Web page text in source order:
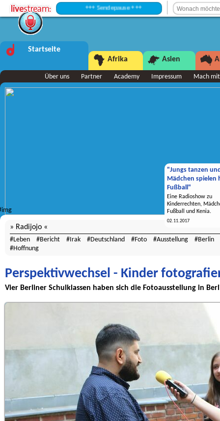
+++ Sendepause +++
Startseite
Afrika
Asien
Über uns Partner Academy Impressum Mach mit
"Jungs tanzen
Mädchen spielen
Fußball"
Eine Radioshow zu
Kinderrechten,
Fußball und Kenia.
02.11.2017
Radijojo
Leben Bericht Irak Deutschland Foto Ausstellung
Berlin
Hoffnung
Perspektivwechsel - Kinder
Vier Berliner Schulklassen haben sich die Fotoausstellung in